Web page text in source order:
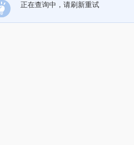
正在查询中，请刷新重试